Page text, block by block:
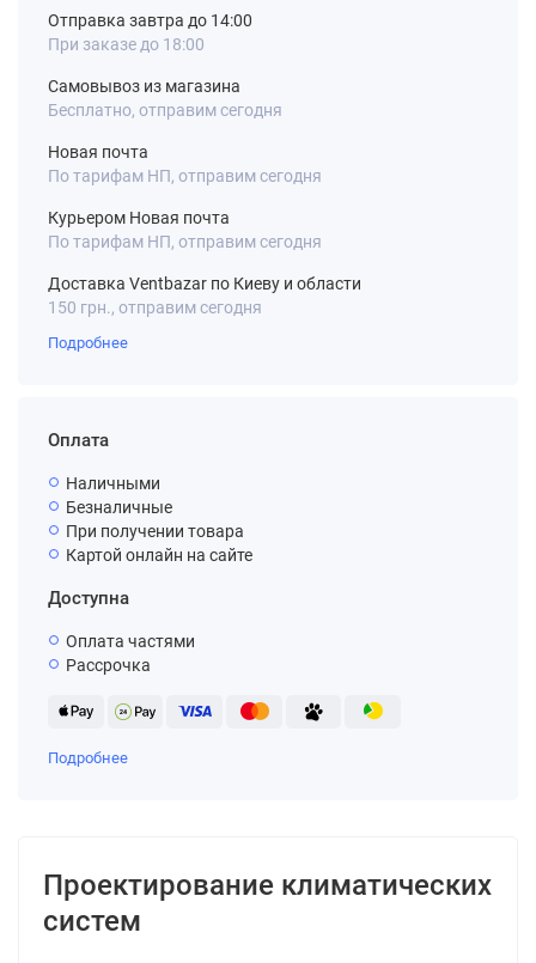
Отправка завтра до 14:00
При заказе до 18:00
Самовывоз из магазина
Бесплатно, отправим сегодня
Новая почта
По тарифам НП, отправим сегодня
Курьером Новая почта
По тарифам НП, отправим сегодня
Доставка Ventbazar по Киеву и области
150 грн., отправим сегодня
Подробнее
Оплата
Наличными
Безналичные
При получении товара
Картой онлайн на сайте
Доступна
Оплата частями
Рассрочка
Подробнее
Проектирование климатических
систем